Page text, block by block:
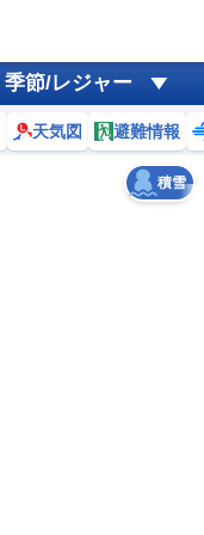
季節/レジャー
天気図 避難情報
積雪
黄砂
天気 台風